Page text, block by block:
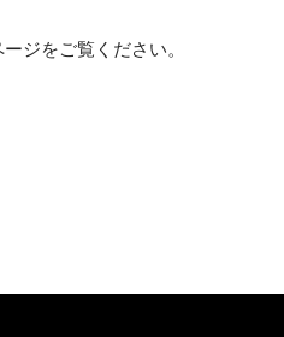
ジをご覧ください。